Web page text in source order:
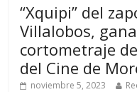
“Xquipi” del
Villalobos,
cortometraje
del Cine de
noviembre 5, 2023